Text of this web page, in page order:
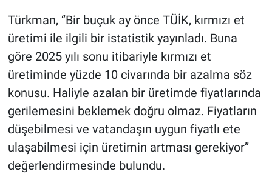
Türkman, ‘’Bir buçuk ay önce TÜİK, kırmızı et
üretimi ile ilgili bir istatistik yayınladı. Buna
göre 2025 yılı sonu itibariyle kırmızı et
üretiminde yüzde 10 civarında bir azalma söz
konusu. Haliyle azalan bir üretimde fiyatlarında
gerilemesini beklemek doğru olmaz. Fiyatların
düşebilmesi ve vatandaşın uygun fiyatlı ete
ulaşabilmesi için üretimin artması gerekiyor’’
değerlendirmesinde bulundu.